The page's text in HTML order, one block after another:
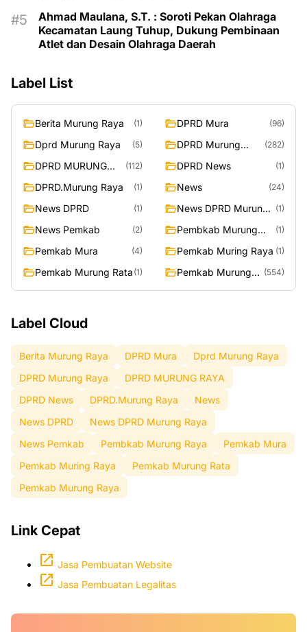
Ahmad Maulana, S.T. : Soroti Pekan Olahraga
Kecamatan Laung Tuhup, Dukung Pembinaan
Atlet dan Desain Olahraga Daerah
Label List
Berita Murung Raya (1) DPRD Mura (96)
Dprd Murung Raya (5)
DPRD Murung
(282)
DPRD MURUNG
(112) DPRD News (1)
DPRD.Murung Raya (1) News (24)
News DPRD (1)
News DPRD Murung
(1)
News Pemkab (2)
Pembkab Murung
(1)
Pemkab Mura (4) Pemkab Muring Raya (1)
Pemkab Murung Rata (1)
Pemkab Murung
(554)
Label Cloud
Berita Murung Raya DPRD Mura
Dprd Murung Raya
DPRD Murung Raya
DPRD MURUNG RAYA
DPRD News
DPRD.Murung Raya
News
News DPRD
News DPRD Murung Raya
News Pemkab
Pembkab Murung Raya
Pemkab Mura
Pemkab Muring Raya
Pemkab Murung Rata
Pemkab Murung Raya
Link Cepat
Jasa Pembuatan Website
Jasa Pembuatan Legalitas